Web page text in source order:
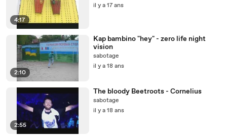
4:17
il y a 17 ans
2:10
Kap bambino "hey" - zero life night
vision
sabotage
il y a 18 ans
2:55
The bloody Beetroots - Cornelius
sabotage
il y a 18 ans